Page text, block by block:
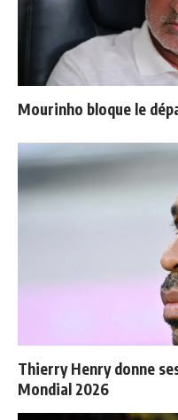
Mourinho bloque le
Thierry Henry donne
Mondial 2026